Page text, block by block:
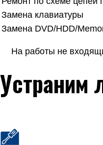
Замена клавиатуры
Замена DVD/HDD/
На работы не
Устраним